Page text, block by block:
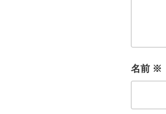
名前 ※